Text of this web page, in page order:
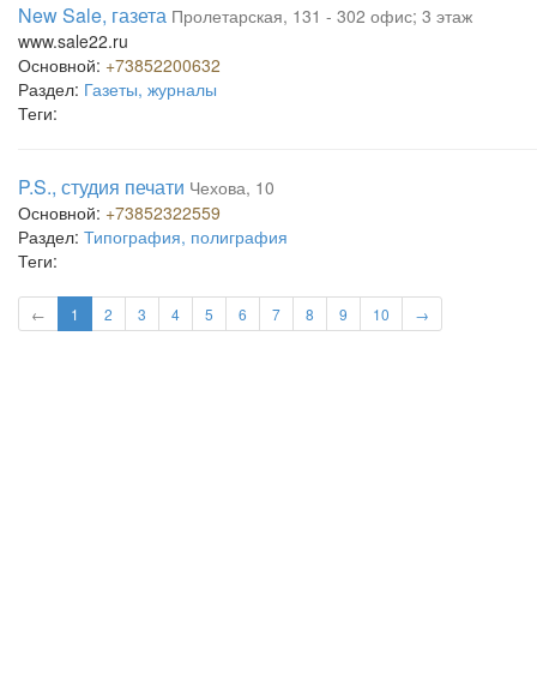
New Sale, газета Пролетарская, 131 - 302 офис; 3 этаж
www.sale22.ru
Основной: +73852200632
Раздел: Газеты, журналы
Теги:
P.S., студия печати Чехова, 10
Основной: +73852322559
Раздел: Типография, полиграфия
Теги:
← 1 2 3 4 5 6 7 8 9 10 →